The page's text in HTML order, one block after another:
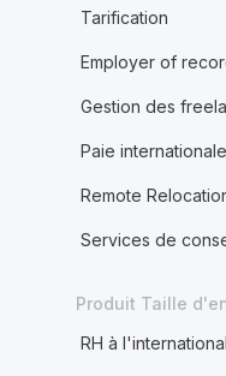
Tarification
Employer of
Gestion des
Paie internationale
Remote
Services de
Produit Taille
RH à